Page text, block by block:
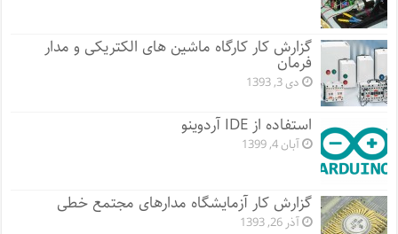
گزارش کار کارگاه ماشین های الکتریکی و مدار
فرمان
دی 3, 1393
استفاده از IDE آردوینو
آبان 4, 1399
گزارش کار آزمایشگاه مدارهای مجتمع خطی
آذر 26, 1393